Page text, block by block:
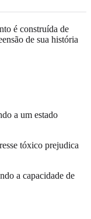
é construída de
de sua história
a um estado
tóxico prejudica
a capacidade de